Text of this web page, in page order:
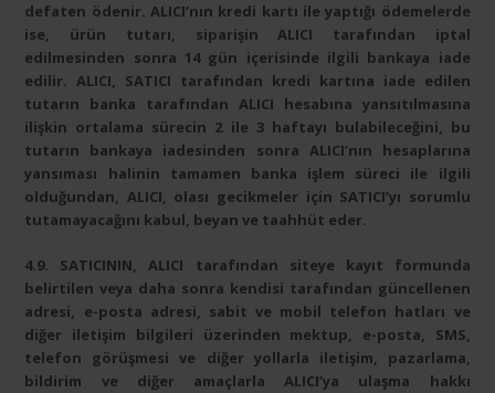
defaten ödenir. ALICI’nın kredi kartı ile yaptığı ödemelerde
ise, ürün tutarı, siparişin ALICI tarafından iptal
edilmesinden sonra 14 gün içerisinde ilgili bankaya iade
edilir. ALICI, SATICI tarafından kredi kartına iade edilen
tutarın banka tarafından ALICI hesabına yansıtılmasına
ilişkin ortalama sürecin 2 ile 3 haftayı bulabileceğini, bu
tutarın bankaya iadesinden sonra ALICI’nın hesaplarına
yansıması halinin tamamen banka işlem süreci ile ilgili
olduğundan, ALICI, olası gecikmeler için SATICI’yı sorumlu
tutamayacağını kabul, beyan ve taahhüt eder.
4.9. SATICININ, ALICI tarafından siteye kayıt formunda
belirtilen veya daha sonra kendisi tarafından güncellenen
adresi, e-posta adresi, sabit ve mobil telefon hatları ve
diğer iletişim bilgileri üzerinden mektup, e-posta, SMS,
telefon görüşmesi ve diğer yollarla iletişim, pazarlama,
bildirim ve diğer amaçlarla ALICI’ya ulaşma hakkı